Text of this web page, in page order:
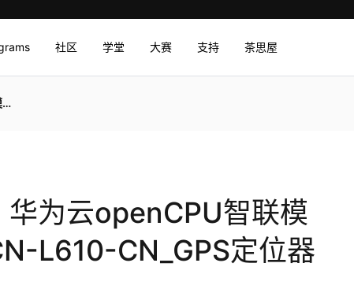
社区 学堂 大赛 支持 茶思屋
华为云openCPU智联模
L610-CN_GPS定位器